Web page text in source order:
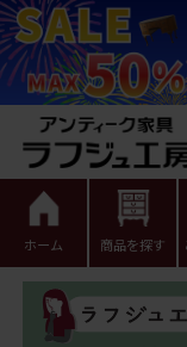
ホーム 商品を探す